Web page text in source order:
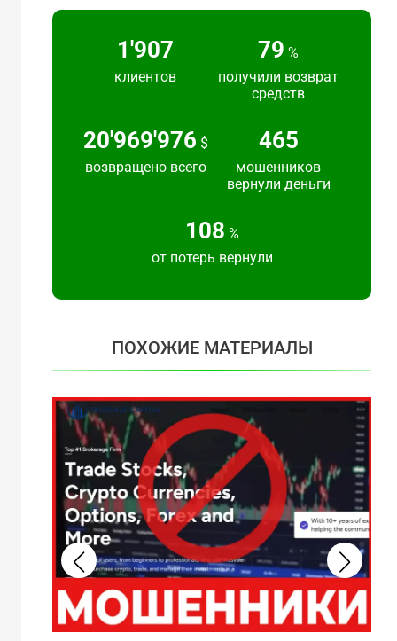
2'217
клиентов
91 %
получили возврат
средств
24'383'692 $
возвращено всего
540
мошенников
вернули деньги
125 %
от потерь вернули
ПОХОЖИЕ МАТЕРИАЛЫ